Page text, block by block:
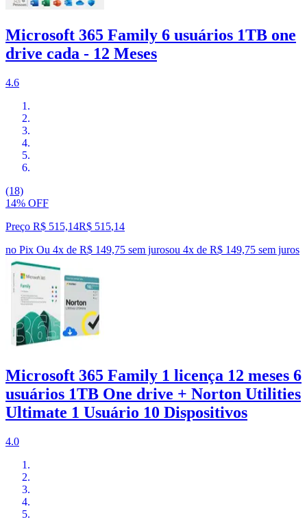
Microsoft 365 Family 6 usuários 1TB one
drive cada - 12 Meses
4.6
(18)
14% OFF
Preço R$ 515,14R$ 515,14
no Pix Ou 4x de R$ 149,75 sem jurosou 4x de R$ 149,75 sem juros
Microsoft 365 Family 1 licença 12 meses 6
usuários 1TB One drive + Norton Utilities
Ultimate 1 Usuário 10 Dispositivos
4.0